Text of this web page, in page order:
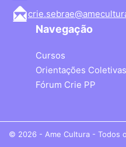
Navegação
Cursos
Orientações Coletivas
Fórum Crie PP
© 2026 - Ame Cultura - Todos